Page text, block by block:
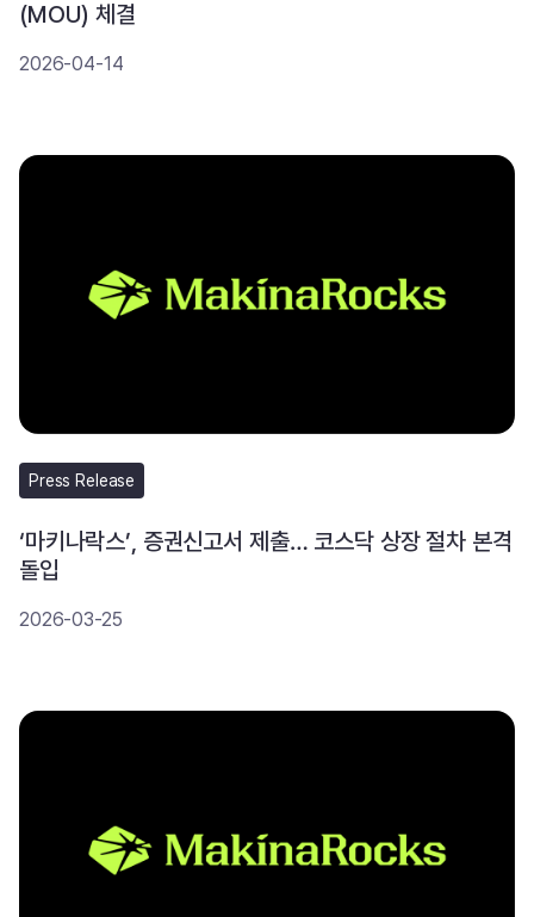
(MOU) 체결
2026-04-14
Press Release
‘마키나락스’, 증권신고서 제출… 코스닥 상장 절차 본격
돌입
2026-03-25